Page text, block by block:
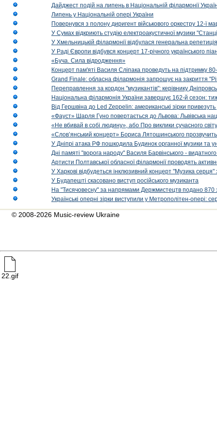
Дайджест подій на липень в Національній філармонії
Липень у Національній опері України
Повернувся з полону диригент військового оркестру 12-ї
У Сумах відкриють студію електроакустичної музики
У Хмельницькій філармонії відбулася генеральна
У Раді Європи відбувся концерт 17-річного українського
«Буча. Сила відродження»
Концерт пам'яті Василя Сліпака проведуть на підтримку
Grand Finale: обласна філармонія запрошує на закриття
Переправлення за кордон "музикантів": керівнику
Національна філармонія України завершує 162-й сезон:
Від Гершвіна до Led Zeppelin: американські зірки
«Фауст» Шарля Гуно повертається до Львова: Львівська
«Не вбивай в собі людину», або Про виклики сучасного світу
«Слов’янський концерт» Бориса Лятошинського
У Дніпрі атака РФ пошкодила Будинок органної музики та
Дні памяті "ворога народу" Василя Барвінського -
Артисти Полтавської обласної філармонії проводять
У Харкові відбудеться інклюзивний концерт "Музика
У Будапешті скасовано виступ російського музиканта
На "Тисячовесну" за напрямами Держмистецтв подано 870
Українські оперні зірки виступили у Метрополітен-опері:
© 2008-2026 Music-review Ukraine
22.gif